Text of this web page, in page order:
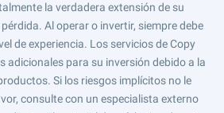
la verdadera extensión de su
Al operar o invertir, siempre debe
de experiencia. Los servicios de Copy
adicionales para su inversión debido a la
Si los riesgos implícitos no le
consulte con un especialista externo